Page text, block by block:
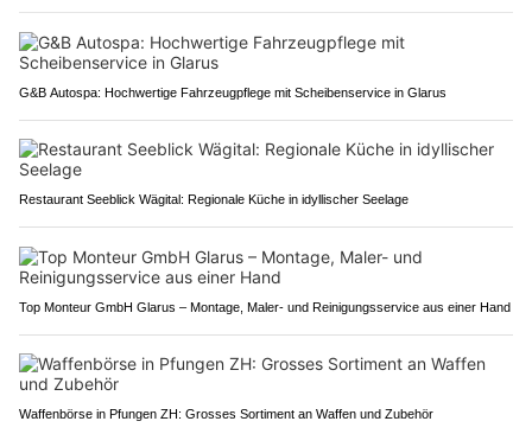
G&B Autospa: Hochwertige Fahrzeugpflege mit Scheibenservice in Glarus
Restaurant Seeblick Wägital: Regionale Küche in idyllischer Seelage
Top Monteur GmbH Glarus – Montage, Maler- und Reinigungsservice aus einer Hand
Waffenbörse in Pfungen ZH: Grosses Sortiment an Waffen und Zubehör